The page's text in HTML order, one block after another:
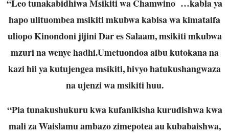
“Leo tunakabidhiwa Msikiti wa Chamwino …kabla ya
hapo ulituombea msikiti mkubwa kabisa wa kimataifa
uliopo Kinondoni jijini Dar es Salaam, msikiti mkubwa
mzuri na wenye hadhi.Umetuondoa aibu kutokana na
kazi hii ya kutujengea msikiti, hivyo hatukushangwaza
na ujenzi wa msikiti huu.
“Pia tunakushukuru kwa kufanikisha kurudishwa kwa
mali za Waislamu ambazo zimepotea au kubabaishwa,